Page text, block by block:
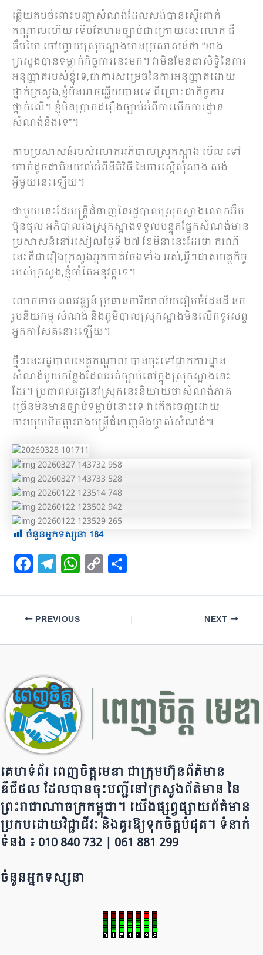
ឆ្លើយតបចំពោះបញ្ហាសំណង់ដែលសង់បានស្ទើរពាក់
កណ្ដាលហើយ ទើបតែមានច្បាប់ជាក្រោយនេះលោក ជឺ
គឹមហៃ ចៅហ្វាយស្រុកស្អាងមានប្រសាសន៍ថា “ខាង
ក្រសួងបានទម្លាក់កិច្ចការនេះមក។ វាមិនមែនជាសិទ្ធិនៃការ
អនុញ្ញាតរបស់ខ្ញុំទេ,ជាការសម្រេចនៃការអនុញ្ញាតដោយ
ថ្នាក់ក្រសួង,ខ្ញុំមិនអាចឆ្លើយបានទេ ពីព្រោះជាកិច្ចការ
ថ្នាក់លើ។ ខ្ញុំមិនប្រាកដរឿងច្បាប់អំពីការបើកការដ្ឋាន
សំណង់នឹងទេ”។
តាមប្រសាសន៍របស់លោកអភិបាលស្រុកស្អាង មើល ទៅ
ហាក់ដូចជាមិនយល់អំពីនីតិវិធី នៃការស្នើសុំសាង សង់
អ្វីមួយនេះឡើយ។
ជាមួយនេះដែរមន្ត្រីជំនាញនៃរដ្ឋបាលស្រុកស្អាងលោកអ៊ឹម
ប៊ុនថុល អភិបាលរងស្រុកស្អាងទទួលបន្ទុកផ្នែកសំណង់មាន
ប្រសាសន៍នៅរសៀលថ្ងៃទី ២៧ ខែមីនានេះដែរថា ករណី
នេះគឺជារឿងក្រសួងអ្នកចាត់ចែងទាំង អស់,អ្វីៗជាសមត្ថកិច្ច
របស់ក្រសួង,ខ្ញុំចាំតែអនុវត្តទេ។
លោកចាប ពលវឌ្ឍន៍ ប្រធានការិយាល័យរៀបចំដែនដី នគ
រូបនីយកម្ម សំណង់ និងភូមិបាលស្រុកស្អាងមិនលើកទូរសព្ទ
អ្នកកាសែតនោះឡើយ។
ថ្មីៗនេះរដ្ឋបាលខេត្តកណ្ដាល បានចុះទៅផ្អាកការដ្ឋាន
សំណង់មួយកន្លែងដែលអត់ច្បាប់នៅក្នុងស្រុកស្អាងនេះ
ដែរ។ ប្រជាពលរដ្ឋនៅស្រុកនេះនិយាយថាសំណង់ភាគ
ច្រើនមិនមានច្បាប់ទម្លាប់នោះទេ វាកើតចេញដោយ
ការឃុបឃិតគ្នារវាងមន្ត្រីជំនាញនិងម្ចាស់សំណង់៕
ចំនួនអ្នកទស្សនា 184
F
a
c
e
b
o
k
T
el
e
gr
a
W
h
at
A
C
o
p
Li
ar
e
PREVIOUS NEXT
គេហទំព័រ ពេញចិត្តមេឌា ជា​ក្រុ​​​​​ម​​​ហ៊ុន​ព័ត៌មាន​
ឌីជីថល ដែ​លបា​ន​​ចុះបញ្ជីនៅក្រសួងព័ត៌មាន នៃ​​​​
ព្រះរាជាណាចក្រ​ក​ម្ពុជា។ យើ​ង​​​​​ផ្សព្វផ្សាយព័​ត៌​មា​​​​ន
ប្រក​ប​ដោ​​​​​​យ​វិជ្ជាជីវៈ និ​ងគួរ​ឱ្យ​ទុកចិត្ត​បំ​ផុត។ ទំនាក់
ទំនង ៖ 010 840 732 | 0​​​​​61 881 299
ចំនួនអ្នកទស្សនា